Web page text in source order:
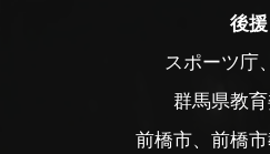
後援
スポーツ庁
群馬県教
前橋市、前橋